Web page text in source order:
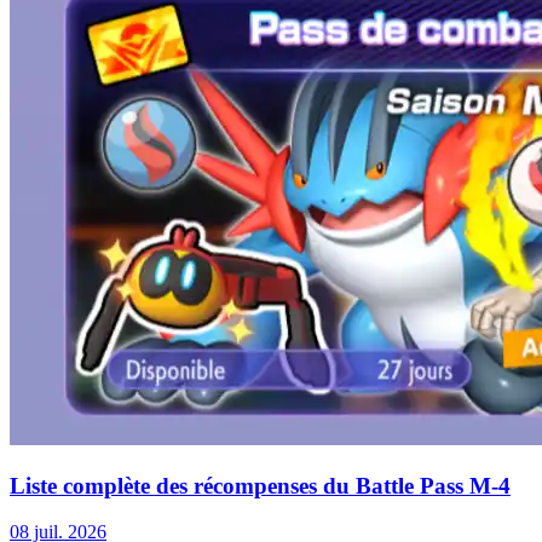
Liste complète des récompenses du Battle Pass M-4
08 juil. 2026